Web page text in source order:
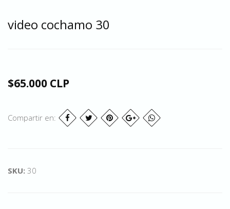
video cochamo 30
$65.000 CLP
Compartir en:
SKU: 30